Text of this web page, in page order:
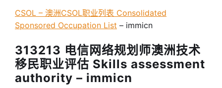
CSOL – 澳洲CSOL职业列表 Consolidated
Sponsored Occupation List – immicn
313213 电信网络规划师澳洲技术
移民职业评估 Skills assessment
authority – immicn